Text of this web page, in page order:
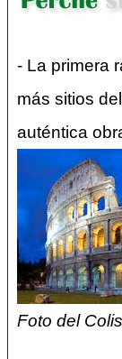
- La primera
más sitios
auténtica
Foto del